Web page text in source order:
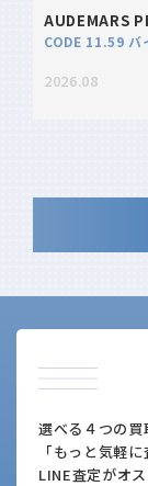
AUDEMARS
2026.08
選べる４つの買
「もっと気軽
LINE査定がオス